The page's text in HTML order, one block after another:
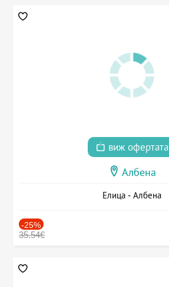
виж офертата
Албена
Елица - Албена
-25%
35.54€